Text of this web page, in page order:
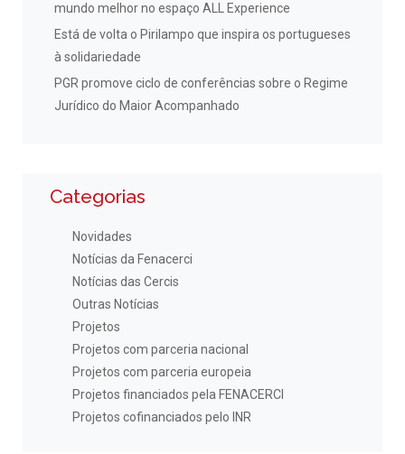
mundo melhor no espaço ALL Experience
Está de volta o Pirilampo que inspira os portugueses
à solidariedade
PGR promove ciclo de conferências sobre o Regime
Jurídico do Maior Acompanhado
Categorias
Novidades
Notícias da Fenacerci
Notícias das Cercis
Outras Notícias
Projetos
Projetos com parceria nacional
Projetos com parceria europeia
Projetos financiados pela FENACERCI
Projetos cofinanciados pelo INR